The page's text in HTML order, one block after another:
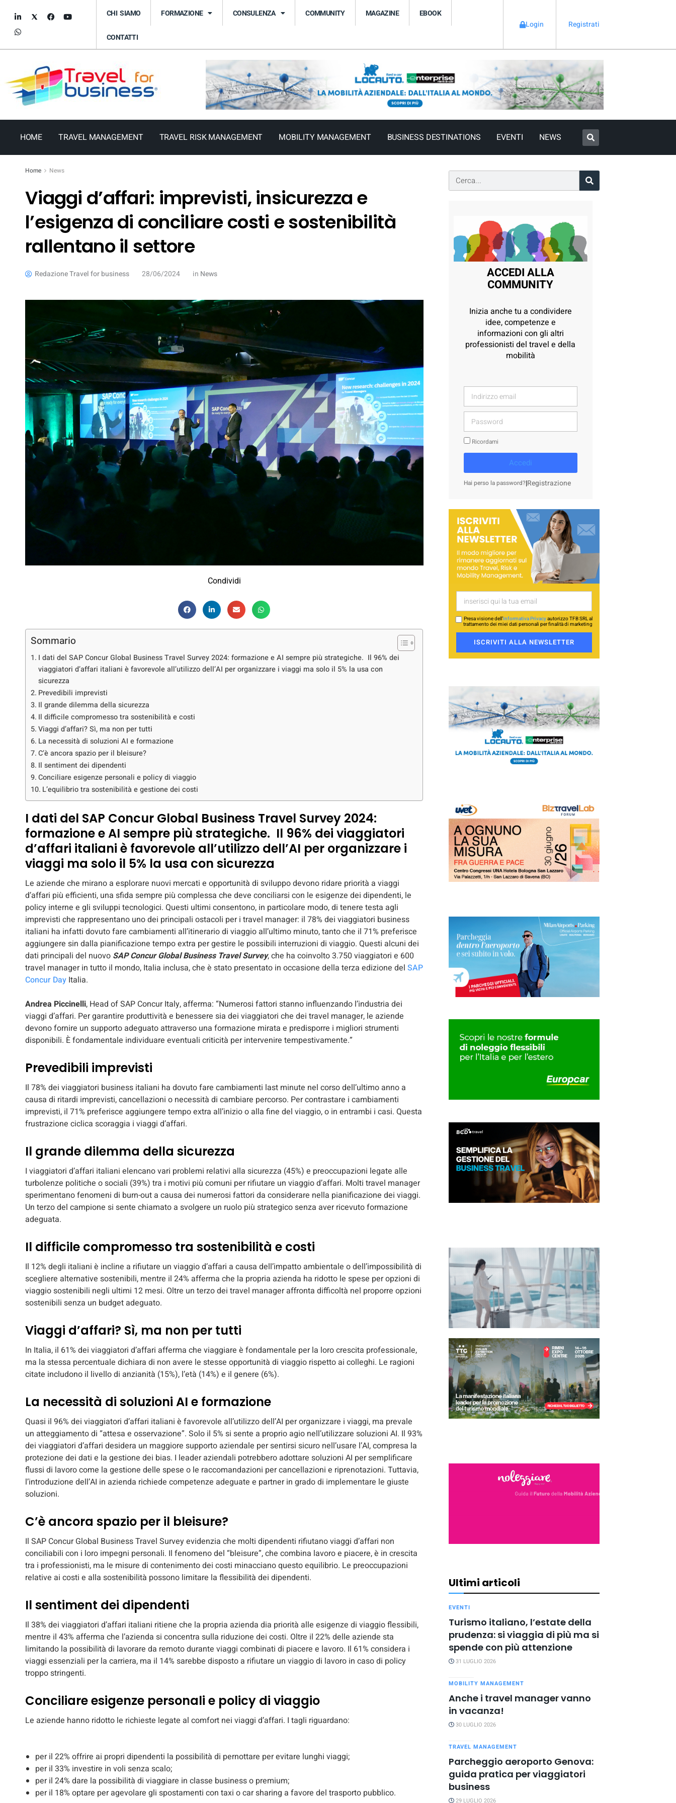
CHI SIAMO FORMAZIONE CONSULENZA COMMUNITY MAGAZINE EBOOK
CONTATTI
Login Registrati
HOME TRAVEL MANAGEMENT TRAVEL RISK MANAGEMENT MOBILITY MANAGEMENT BUSINESS DESTINATIONS EVENTI NEWS
Home News
Viaggi d’affari: imprevisti, insicurezza e
l’esigenza di conciliare costi e sostenibilità
rallentano il settore
Redazione Travel for business 28/06/2024 in News
Condividi
Sommario
I dati del SAP Concur Global Business Travel Survey 2024: formazione e AI sempre più strategiche. Il 96% dei
viaggiatori d’affari italiani è favorevole all’utilizzo dell’AI per organizzare i viaggi ma solo il 5% la usa con
sicurezza
Prevedibili imprevisti
Il grande dilemma della sicurezza
Il difficile compromesso tra sostenibilità e costi
Viaggi d’affari? Sì, ma non per tutti
La necessità di soluzioni AI e formazione
C’è ancora spazio per il bleisure?
Il sentiment dei dipendenti
Conciliare esigenze personali e policy di viaggio
L’equilibrio tra sostenibilità e gestione dei costi
I dati del SAP Concur Global Business Travel Survey 2024:
formazione e AI sempre più strategiche. Il 96% dei viaggiatori
d’affari italiani è favorevole all’utilizzo dell’AI per organizzare i
viaggi ma solo il 5% la usa con sicurezza
Le aziende che mirano a esplorare nuovi mercati e opportunità di sviluppo devono ridare priorità a viaggi
d’affari più efficienti, una sfida sempre più complessa che deve conciliarsi con le esigenze dei dipendenti, le
policy interne e gli sviluppi tecnologici. Questi ultimi consentono, in particolare modo, di tenere testa agli
imprevisti che rappresentano uno dei principali ostacoli per i travel manager: il 78% dei viaggiatori business
italiani ha infatti dovuto fare cambiamenti all’itinerario di viaggio all’ultimo minuto, tanto che il 71% preferisce
aggiungere sin dalla pianificazione tempo extra per gestire le possibili interruzioni di viaggio. Questi alcuni dei
dati principali del nuovo SAP Concur Global Business Travel Survey, che ha coinvolto 3.750 viaggiatori e 600
travel manager in tutto il mondo, Italia inclusa, che è stato presentato in occasione della terza edizione del SAP
Concur Day Italia.
Andrea Piccinelli, Head of SAP Concur Italy, afferma: “Numerosi fattori stanno influenzando l’industria dei
viaggi d’affari. Per garantire produttività e benessere sia dei viaggiatori che dei travel manager, le aziende
devono fornire un supporto adeguato attraverso una formazione mirata e predisporre i migliori strumenti
disponibili. È fondamentale individuare eventuali criticità per intervenire tempestivamente.”
Prevedibili imprevisti
Il 78% dei viaggiatori business italiani ha dovuto fare cambiamenti last minute nel corso dell’ultimo anno a
causa di ritardi imprevisti, cancellazioni o necessità di cambiare percorso. Per contrastare i cambiamenti
imprevisti, il 71% preferisce aggiungere tempo extra all’inizio o alla fine del viaggio, o in entrambi i casi. Questa
frustrazione ciclica scoraggia i viaggi d’affari.
Il grande dilemma della sicurezza
I viaggiatori d’affari italiani elencano vari problemi relativi alla sicurezza (45%) e preoccupazioni legate alle
turbolenze politiche o sociali (39%) tra i motivi più comuni per rifiutare un viaggio d’affari. Molti travel manager
sperimentano fenomeni di burn-out a causa dei numerosi fattori da considerare nella pianificazione dei viaggi.
Un terzo del campione si sente chiamato a svolgere un ruolo più strategico senza aver ricevuto formazione
adeguata.
Il difficile compromesso tra sostenibilità e costi
Il 12% degli italiani è incline a rifiutare un viaggio d’affari a causa dell’impatto ambientale o dell’impossibilità di
scegliere alternative sostenibili, mentre il 24% afferma che la propria azienda ha ridotto le spese per opzioni di
viaggio sostenibili negli ultimi 12 mesi. Oltre un terzo dei travel manager affronta difficoltà nel proporre opzioni
sostenibili senza un budget adeguato.
Viaggi d’affari? Sì, ma non per tutti
In Italia, il 61% dei viaggiatori d’affari afferma che viaggiare è fondamentale per la loro crescita professionale,
ma la stessa percentuale dichiara di non avere le stesse opportunità di viaggio rispetto ai colleghi. Le ragioni
citate includono il livello di anzianità (15%), l’età (14%) e il genere (6%).
La necessità di soluzioni AI e formazione
Quasi il 96% dei viaggiatori d’affari italiani è favorevole all’utilizzo dell’AI per organizzare i viaggi, ma prevale
un atteggiamento di “attesa e osservazione”. Solo il 5% si sente a proprio agio nell’utilizzare soluzioni AI. Il 93%
dei viaggiatori d’affari desidera un maggiore supporto aziendale per sentirsi sicuro nell’usare l’AI, compresa la
protezione dei dati e la gestione dei bias. I leader aziendali potrebbero adottare soluzioni AI per semplificare
flussi di lavoro come la gestione delle spese o le raccomandazioni per cancellazioni e riprenotazioni. Tuttavia,
l’introduzione dell’AI in azienda richiede competenze adeguate e partner in grado di implementare le giuste
soluzioni.
C’è ancora spazio per il bleisure?
Il SAP Concur Global Business Travel Survey evidenzia che molti dipendenti rifiutano viaggi d’affari non
conciliabili con i loro impegni personali. Il fenomeno del “bleisure”, che combina lavoro e piacere, è in crescita
tra i professionisti, ma le misure di contenimento dei costi minacciano questo equilibrio. Le preoccupazioni
relative ai costi e alla sostenibilità possono limitare la flessibilità dei dipendenti.
Il sentiment dei dipendenti
Il 38% dei viaggiatori d’affari italiani ritiene che la propria azienda dia priorità alle esigenze di viaggio flessibili,
mentre il 43% afferma che l’azienda si concentra sulla riduzione dei costi. Oltre il 22% delle aziende sta
limitando la possibilità di lavorare da remoto durante viaggi combinati di piacere e lavoro. Il 61% considera i
viaggi essenziali per la carriera, ma il 14% sarebbe disposto a rifiutare un viaggio di lavoro in caso di policy
troppo stringenti.
Conciliare esigenze personali e policy di viaggio
Le aziende hanno ridotto le richieste legate al comfort nei viaggi d’affari. I tagli riguardano:
per il 22% offrire ai propri dipendenti la possibilità di pernottare per evitare lunghi viaggi;
per il 33% investire in voli senza scalo;
per il 24% dare la possibilità di viaggiare in classe business o premium;
per il 18% optare per agevolare gli spostamenti con taxi o car sharing a favore del trasporto pubblico.
ACCEDI ALLA
COMMUNITY
Inizia anche tu a condividere
idee, competenze e
informazioni con gli altri
professionisti del travel e della
mobilità
Ricordami
Accedi
Hai perso la password?|Registrazione
Presa visione dell’Informativa Privacyautorizzo TFB SRL al
trattamento dei miei dati personali per finalità di marketing
ISCRIVITI ALLA NEWSLETTER
Ultimi articoli
EVENTI
Turismo italiano, l’estate della
prudenza: si viaggia di più ma si
spende con più attenzione
31 LUGLIO 2026
MOBILITY MANAGEMENT
Anche i travel manager vanno
in vacanza!
30 LUGLIO 2026
TRAVEL MANAGEMENT
Parcheggio aeroporto Genova:
guida pratica per viaggiatori
business
29 LUGLIO 2026